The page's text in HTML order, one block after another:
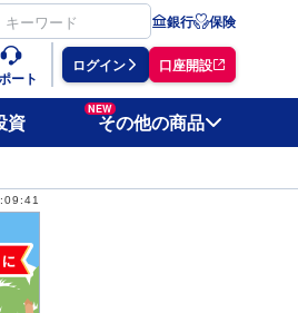
銀行 保険
ート
ログイン 口座開設
資
NEW
その他の商品